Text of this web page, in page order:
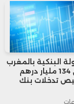
2024 من “جوائز الأفضل
من 186 ألف قارئ، مما يؤكد
كوجهة
البنكية بالمغرب
يتراجع إلى 134 مليار درهم
تدخلات بنك